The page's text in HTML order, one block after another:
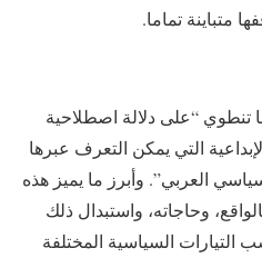
متباينة تماما.
تنطوي “على دلالة اصطلاحية
التي يمكن التعرف عبرها
العربي”. وأبرز ما يميز هذه
وحاجاته، واستبدال ذلك
التيارات السياسية المختلفة